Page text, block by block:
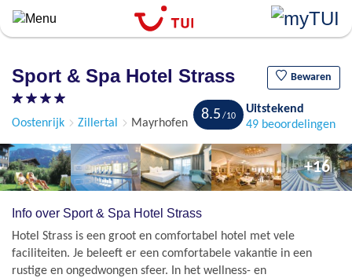
Overslaan
de
algemene
gaan
Sport & Spa Hotel Strass Bewaren
Oostenrijk Zillertal Mayrhofen
8.5
Uitstekend
49 beoordelingen
+16
Info over Sport & Spa Hotel Strass
Hotel Strass is een groot en comfortabel hotel met vele
faciliteiten. Je beleeft er een comfortabele vakantie in een
rustige en ongedwongen sfeer. In het wellness- en